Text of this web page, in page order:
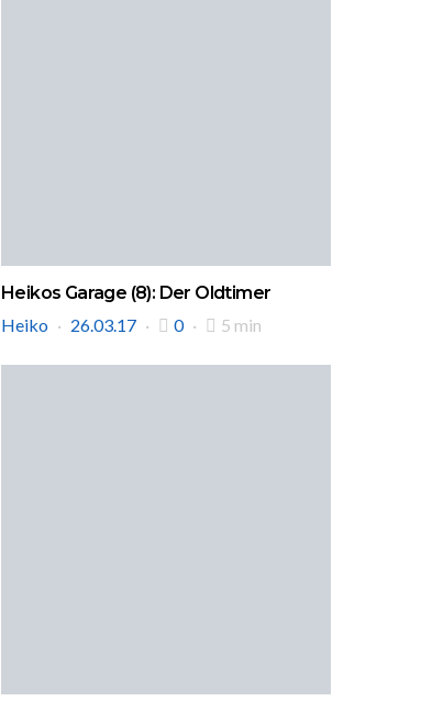
Heikos Garage (8): Der Oldtimer
Heiko
26.03.17 0 5 min